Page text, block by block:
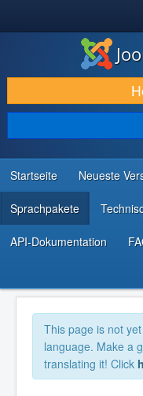
DOWNLOAD & ERWEITERN
ENTDECKEN & LERNEN
COMMUNITY & SUPPORT
RESSOURCEN FÜR
Startseite Neueste
Sprachpakete
API-Dokumentation
This page is not
language. Make a
translating it! Click